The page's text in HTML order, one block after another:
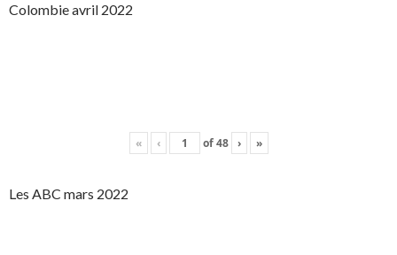
Colombie avril 2022
« ‹ of48 › »
Les ABC mars 2022